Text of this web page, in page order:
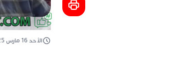
الأحد 16 مارس 2025 - 22:07